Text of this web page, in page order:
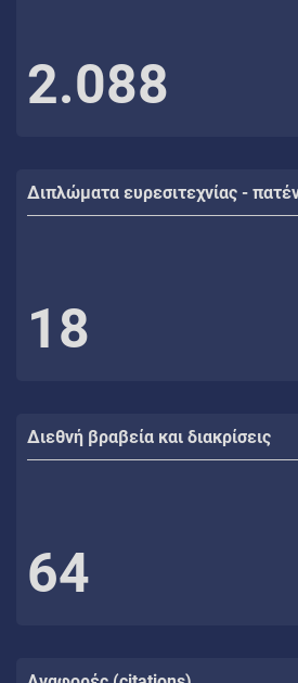
2.088
Διπλώματα ευρεσιτεχνίας -
18
Διεθνή βραβεία και διακρίσεις
64